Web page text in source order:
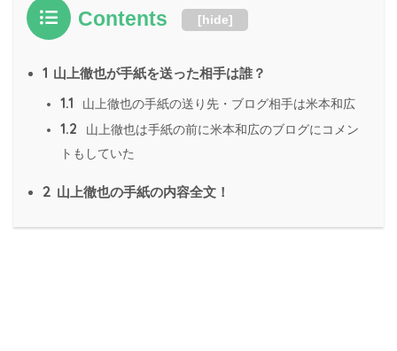
Contents [hide]
1 山上徹也が手紙を送った相手は誰？
1.1 山上徹也の手紙の送り先・ブログ相手は米本和広
1.2
山上徹也は手紙の前に米本和広のブログにコメン
トもしていた
2 山上徹也の手紙の内容全文！